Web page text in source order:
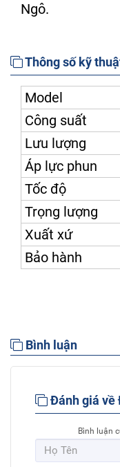
Ngô.
Thông số kỹ
Model
Công suất
Lưu lượng
Áp lực phun
Tốc độ
Trọng lượng
Xuất xứ
Bảo hành
Bình luận
Đánh giá về
Bình luận